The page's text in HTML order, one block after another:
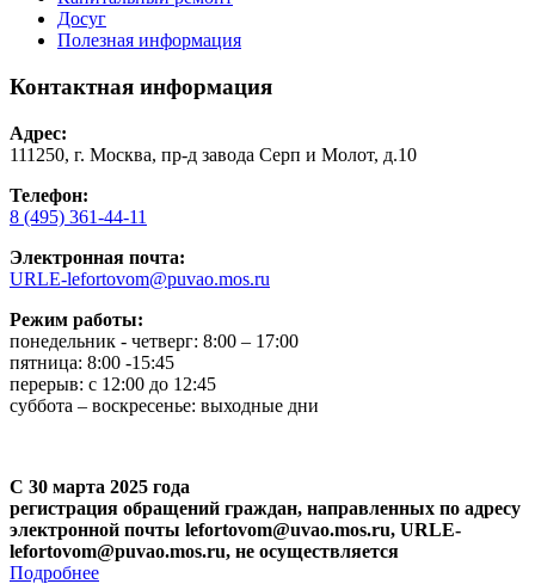
Досуг
Полезная информация
Контактная информация
Адрес:
111250, г. Москва, пр-д завода Серп и Молот, д.10
Телефон:
8 (495) 361-44-11
Электронная почта:
URLE-lefortovom@puvao.mos.ru
Режим работы:
понедельник - четверг: 8:00 – 17:00
пятница: 8:00 -15:45
перерыв: с 12:00 до 12:45
суббота – воскресенье: выходные дни
С 30 марта 2025 года
регистрация обращений граждан, направленных по адресу
электронной почты lefortovom@uvao.mos.ru, URLE-
lefortovom@puvao.mos.ru, не осуществляется
Подробнее